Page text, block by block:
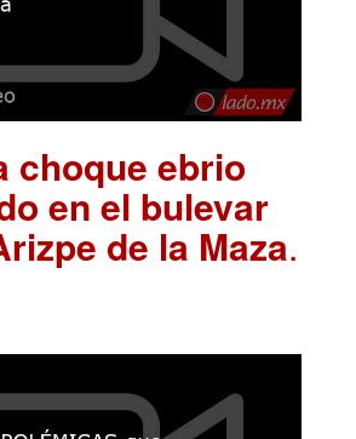
choque ebrio
en el bulevar
de la Maza.